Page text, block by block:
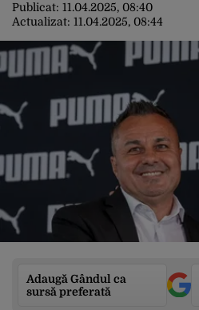
Publicat: 11.04.2025, 08:40
Actualizat: 11.04.2025, 08:44
Adaugă Gândul ca
sursă preferată